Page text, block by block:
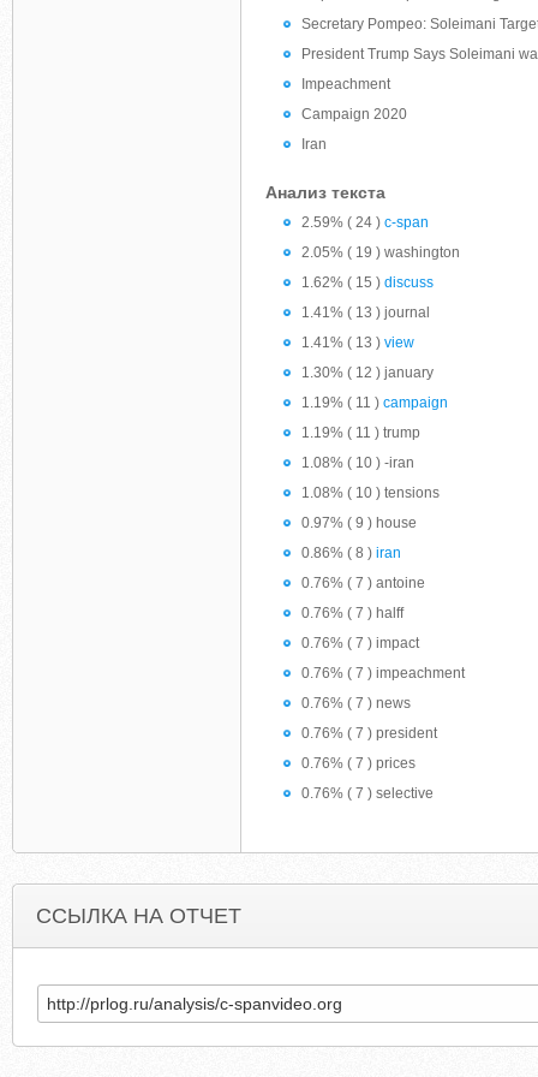
Secretary Pompeo: Soleimani
President Trump Says Soleimani
Impeachment
Campaign 2020
Iran
Анализ текста
2.59% ( 24 ) c-span
2.05% ( 19 ) washington
1.62% ( 15 ) discuss
1.41% ( 13 ) journal
1.41% ( 13 ) view
1.30% ( 12 ) january
1.19% ( 11 ) campaign
1.19% ( 11 ) trump
1.08% ( 10 ) -iran
1.08% ( 10 ) tensions
0.97% ( 9 ) house
0.86% ( 8 ) iran
0.76% ( 7 ) antoine
0.76% ( 7 ) halff
0.76% ( 7 ) impact
0.76% ( 7 ) impeachment
0.76% ( 7 ) news
0.76% ( 7 ) president
0.76% ( 7 ) prices
0.76% ( 7 ) selective
ССЫЛКА НА ОТЧЕТ